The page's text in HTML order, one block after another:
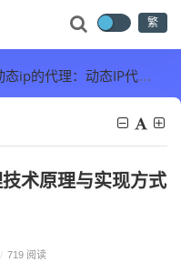
繁
ip的代理：动态IP代理技术原理与实现方式解析
术原理与实现方式
/ 719 阅读